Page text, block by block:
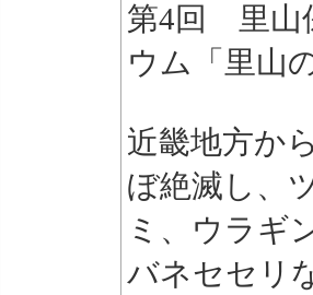
第4回 里山
ウム「里山
近畿地方か
ぼ絶滅し、
ミ、ウラギ
バネセセリ